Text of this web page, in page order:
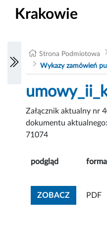
Krakowie
Strona Podmiotowa
Wykazy zamówień
Załącznik aktualny nr
dokumentu
71074
podgląd
ZOBACZZOBACZ
PDF